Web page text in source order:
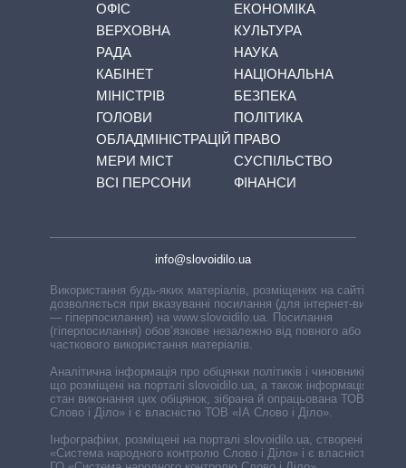
ОФІС
ВЕРХОВНА
РАДА
КАБІНЕТ
МІНІСТРІВ
ГОЛОВИ
ОБЛАДМІНІСТРАЦІЙ
МЕРИ МІСТ
ВСІ ПЕРСОНИ
ЕКОНОМІКА
КУЛЬТУРА
НАУКА
НАЦІОНАЛЬНА
БЕЗПЕКА
ПОЛІТИКА
ПРАВО
СУСПІЛЬСТВО
ФІНАНСИ
info@slovoidilo.ua
Використання будь-яких матеріалів, розміщених на сайті,
дозволяється при вказуванні посилання (для інтернет-видань
— гіперпосилання) на www.slovoidilo.ua. Посилання
(гіперпосилання) обов’язкове незалежно від повного або
часткового використання матеріалів.
Аналітична інформація про обіцянки політиків і чиновників,
що розміщені на порталі slovoidilo.ua, а також інформація про
стан виконання цих обіцянок, зібрана й опрацьована ТОВ «ІА
Слово і Діло» і є власністю ТОВ «ІА Слово і Діло».
Інфографіки, розміщені на порталі slovoidilo.ua, створені ГО
«Система народного контролю Слово і Діло» і є власністю